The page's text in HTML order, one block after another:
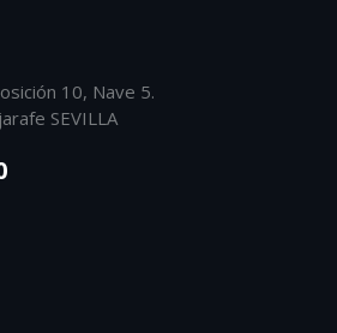
10, Nave 5.
SEVILLA